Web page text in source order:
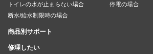
トイレの水が止まらない場合
停電の場合
断水/給水制限時の場合
商品別サポート
修理したい